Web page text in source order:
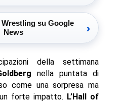
su Google
News
›
della settimana
nella puntata di
come una sorpresa ma
forte impatto. L’Hall of